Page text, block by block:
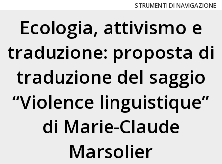
STRUMENTI DI NAVIGAZIONE
Ecologia, attivismo e
traduzione: proposta di
traduzione del saggio
“Violence linguistique”
di Marie-Claude
Marsolier